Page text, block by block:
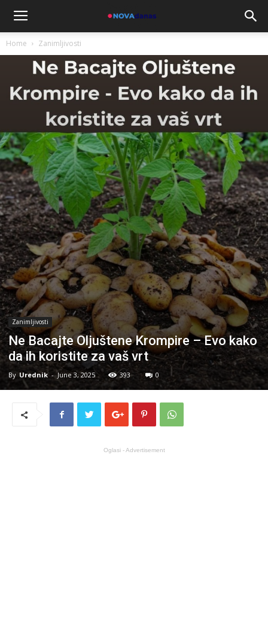
Home Zanimljivosti
Zanimljivosti
Ne Bacajte Oljuštene Krompire – Evo kako
da ih koristite za vaš vrt
By Urednik - June 3, 2025 393 0
Oglasi - Advertisement